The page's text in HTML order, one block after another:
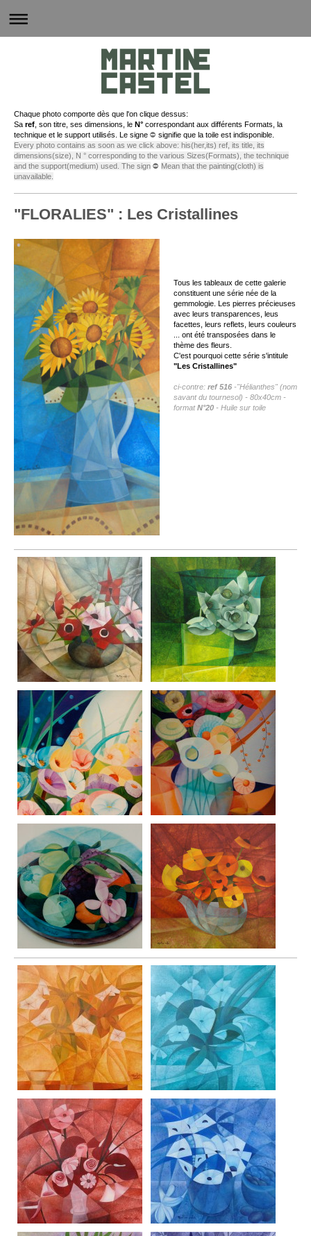
Chaque photo comporte dès que l'on clique dessus:
Sa ref , son titre, ses dimensions, le N° correspondant aux différents Formats, la
technique et le support utilisés. Le signe ⛔ signifie que la toile est indisponible.
Every photo contains as soon as we click above: his(her,its) ref, its title, its
dimensions(size), N ° corresponding to the various Sizes(Formats), the technique
and the support(medium) used. The sign ⛔ Mean that the painting(cloth) is
unavailable.
"FLORALIES" : Les Cristallines
Tous les tableaux de cette galerie
constituent une série née de la
gemmologie. Les pierres précieuses
avec leurs transparences, leus
facettes, leurs reflets, leurs couleurs
... ont été transposées dans le
thème des fleurs.
C'est pourquoi cette série s'intitule
"Les Cristallines"
ci-contre: ref 516 -"Hélianthes" (nom
savant du tournesol) - 80x40cm -
formatN°20 - Huile sur toile